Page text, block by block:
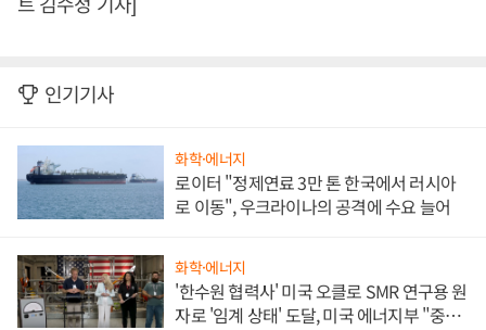
인기기사
화학·에너지
로이터 "정제연료 3만 톤 한국에서 러시아
로 이동", 우크라이나의 공격에 수요 늘어
화학·에너지
'한수원 협력사' 미국 오클로 SMR 연구용 원
자로 '임계 상태' 도달, 미국 에너지부 "중요